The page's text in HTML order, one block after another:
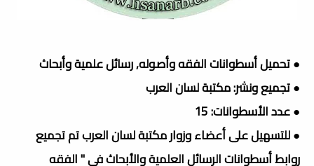
● تحميل أسطوانات الفقه وأصوله, رسائل علمية وأبحاث
● تجميع ونشر: مكتبة لسان العرب
● عدد الأسطوانات: 15
● للتسهيل على أعضاء وزوار مكتبة لسان العرب تم تجميع
روابط أسطوانات الرسائل العلمية والأبحاث فى " الفقه